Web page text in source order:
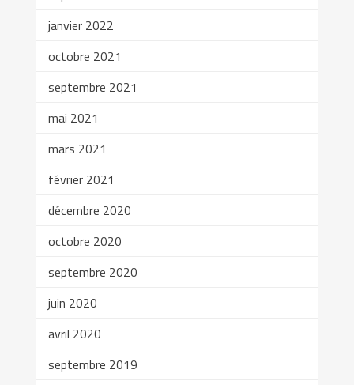
janvier 2022
octobre 2021
septembre 2021
mai 2021
mars 2021
février 2021
décembre 2020
octobre 2020
septembre 2020
juin 2020
avril 2020
septembre 2019